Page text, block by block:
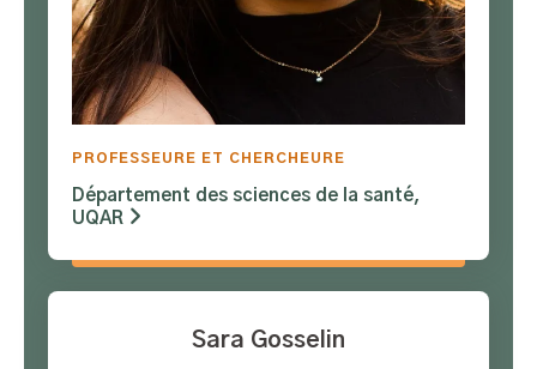
PROFESSEURE ET CHERCHEURE
Département des sciences de la santé,
UQAR
Sara Gosselin